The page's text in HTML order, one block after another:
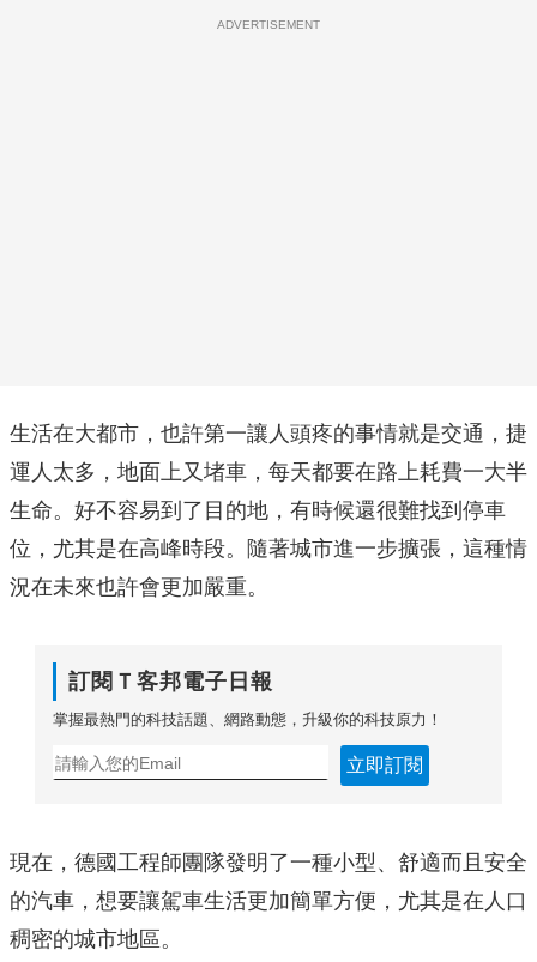
ADVERTISEMENT
生活在大都市，也許第一讓人頭疼的事情就是交通，捷
運人太多，地面上又堵車，每天都要在路上耗費一大半
生命。好不容易到了目的地，有時候還很難找到停車
位，尤其是在高峰時段。隨著城市進一步擴張，這種情
況在未來也許會更加嚴重。
訂閱Ｔ客邦電子日報
掌握最熱門的科技話題、網路動態，升級你的科技原力！
立即訂閱
現在，德國工程師團隊發明了一種小型、舒適而且安全
的汽車，想要讓駕車生活更加簡單方便，尤其是在人口
稠密的城市地區。